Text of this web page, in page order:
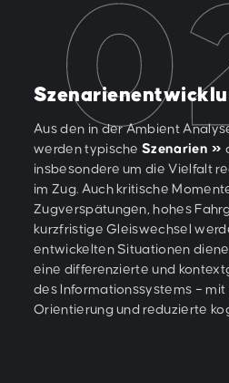
Aus den in der Ambient
werden typischeSzenarien
insbesondere um die Vielfalt
im Zug. Auch kritische
Zugverspätungen, hohes
kurzfristige Gleiswechsel
entwickelten Situationen
eine differenzierte und
des Informationssystems – mit
Orientierung und reduzierte